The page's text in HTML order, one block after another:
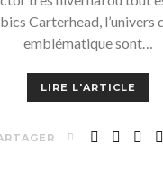
Carterhead, l’univers
emblématique sont…
LIRE L'ARTICLE